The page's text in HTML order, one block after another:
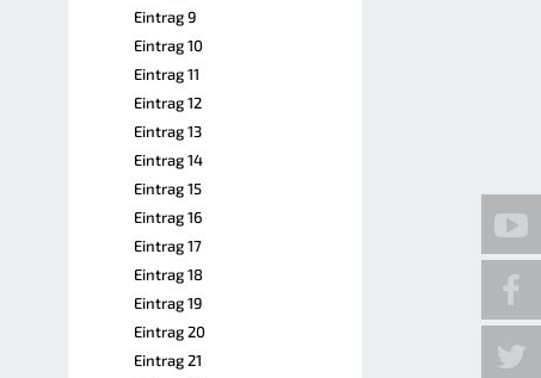
Eintrag 9
Eintrag 10
Eintrag 11
Eintrag 12
Eintrag 13
Eintrag 14
Eintrag 15
Eintrag 16
Eintrag 17
Eintrag 18
Eintrag 19
Eintrag 20
Eintrag 21